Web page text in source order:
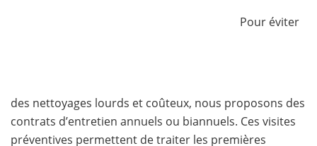
Pour éviter
des nettoyages lourds et coûteux, nous proposons des
contrats d’entretien annuels ou biannuels. Ces visites
préventives permettent de traiter les premières